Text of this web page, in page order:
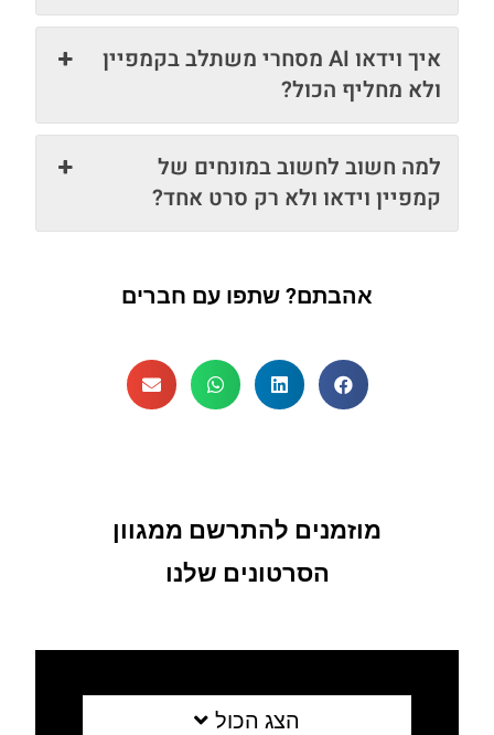
איך וידאו AI מסחרי משתלב בקמפיין
ולא מחליף הכול?
למה חשוב לחשוב במונחים של
קמפיין וידאו ולא רק סרט אחד?
אהבתם? שתפו עם חברים
מוזמנים להתרשם ממגוון
הסרטונים שלנו
הצג הכול